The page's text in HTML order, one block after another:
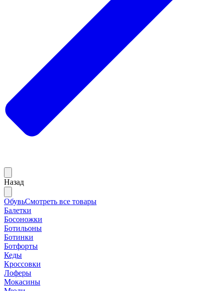
Назад
ОбувьСмотреть все товары
Балетки
Босоножки
Ботильоны
Ботинки
Ботфорты
Кеды
Кроссовки
Лоферы
Мокасины